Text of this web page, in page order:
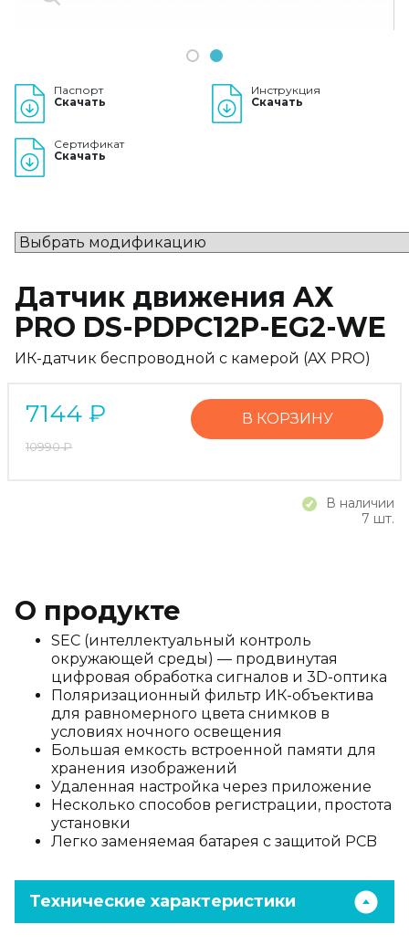
1 2
Паспорт
Скачать
Инструкция
Скачать
Сертификат
Скачать
Датчик движения AХ
PRO DS-PDPC12P-EG2-WE
ИК-датчик беспроводной с камерой (AX PRO)
7144 ₽
10990₽
В КОРЗИНУ
В наличии
7 шт.
О продукте
SEC (интеллектуальный контроль
окружающей среды) — продвинутая
цифровая обработка сигналов и 3D-оптика
Поляризационный фильтр ИК-объектива
для равномерного цвета снимков в
условиях ночного освещения
Большая емкость встроенной памяти для
хранения изображений
Удаленная настройка через приложение
Несколько способов регистрации, простота
установки
Легко заменяемая батарея с защитой PCB
Технические характеристики